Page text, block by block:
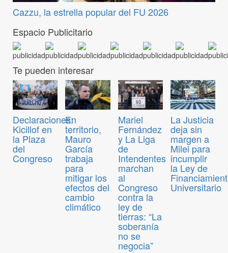
Cazzu, la estrella popular del FU 2026
Espacio Publicitario
Te pueden interesar
Declaraciones:
Kicillof en
la Plaza
del
Congreso
En
territorio,
Mauro
García
trabaja
para
mitigar los
efectos del
cambio
climático
Mariel
Fernández
y La Liga
de
Intendentes
marchan
al
Congreso
contra la
ley de
tierras: “La
soberanía
no se
negocia”
La Justicia
deja sin
margen a
Milei para
incumplir
la Ley de
Universitario